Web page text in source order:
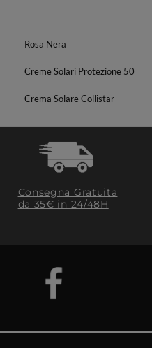
Rosa Nera
Creme Solari Protezione 50
Crema Solare Collistar
Consegna Gratuita
da 35€​ in 24/48H